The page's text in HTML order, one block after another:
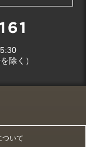
除く）
ついて